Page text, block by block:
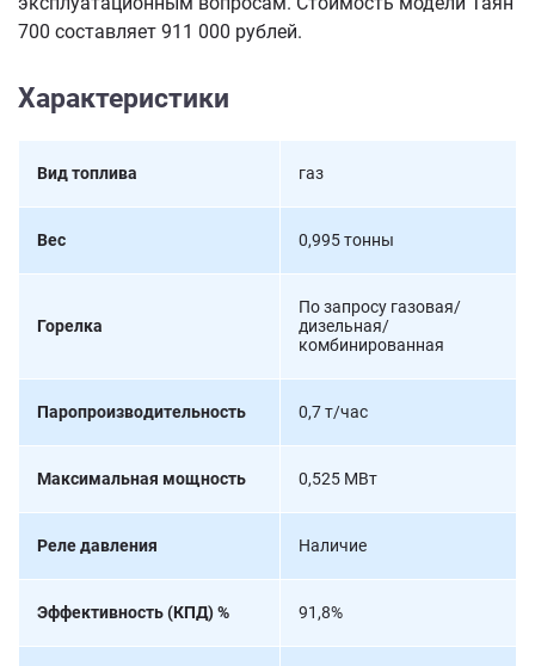
700 составляет 911 000 рублей.
Характеристики
Вид топлива газ
Вес 0,995 тонны
Горелка
По запросу газовая/
дизельная/
комбинированная
Паропроизводительность 0,7 т/час
Максимальная мощность 0,525 МВт
Реле давления Наличие
Эффективность (КПД) % 91,8%